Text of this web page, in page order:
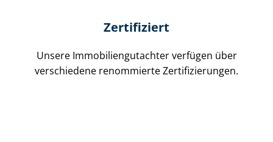
Zertifiziert
Unsere Immobilien­gutachter verfügen über
verschiedene renommierte Zer­ti­fi­zie­run­gen.